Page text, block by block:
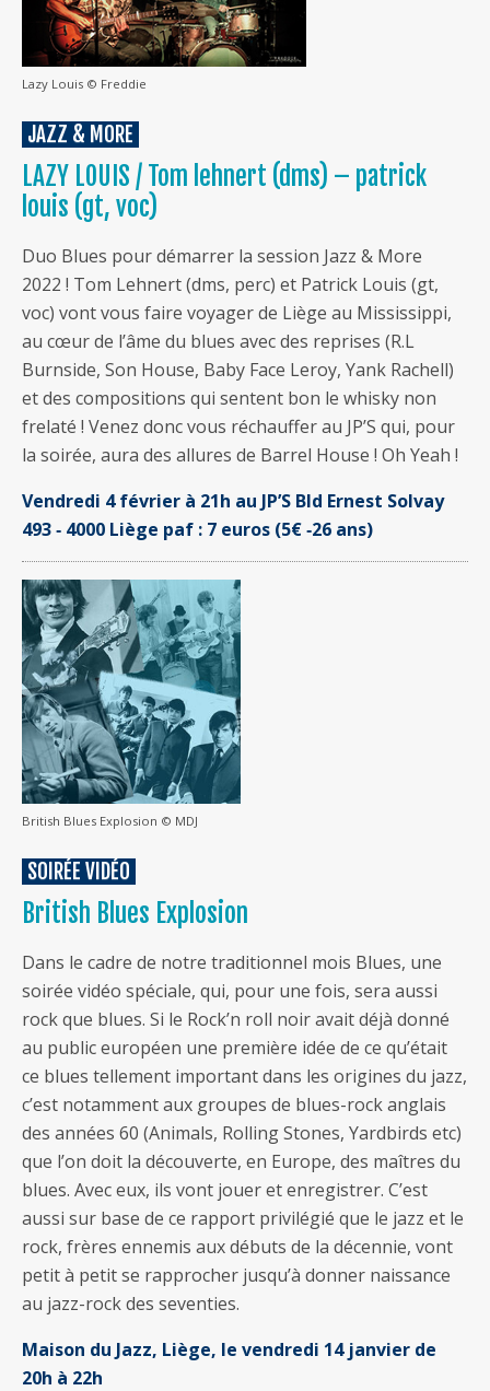
Lazy Louis © Freddie
JAZZ & MORE
LAZY LOUIS / Tom lehnert (dms) – patrick
louis (gt, voc)
Duo Blues pour démarrer la session Jazz & More
2022 ! Tom Lehnert (dms, perc) et Patrick Louis (gt,
voc) vont vous faire voyager de Liège au Mississippi,
au cœur de l’âme du blues avec des reprises (R.L
Burnside, Son House, Baby Face Leroy, Yank Rachell)
et des compositions qui sentent bon le whisky non
frelaté ! Venez donc vous réchauffer au JP’S qui, pour
la soirée, aura des allures de Barrel House ! Oh Yeah !
Vendredi 4 février à 21h au JP’S Bld Ernest Solvay
493 ‐ 4000 Liège paf : 7 euros (5€ ‐26 ans)
British Blues Explosion © MDJ
SOIRÉE VIDÉO
British Blues Explosion
Dans le cadre de notre traditionnel mois Blues, une
soirée vidéo spéciale, qui, pour une fois, sera aussi
rock que blues. Si le Rock’n roll noir avait déjà donné
au public européen une première idée de ce qu’était
ce blues tellement important dans les origines du jazz,
c’est notamment aux groupes de blues-rock anglais
des années 60 (Animals, Rolling Stones, Yardbirds etc)
que l’on doit la découverte, en Europe, des maîtres du
blues. Avec eux, ils vont jouer et enregistrer. C’est
aussi sur base de ce rapport privilégié que le jazz et le
rock, frères ennemis aux débuts de la décennie, vont
petit à petit se rapprocher jusqu’à donner naissance
au jazz-rock des seventies.
Maison du Jazz, Liège, le vendredi 14 janvier de
20h à 22h